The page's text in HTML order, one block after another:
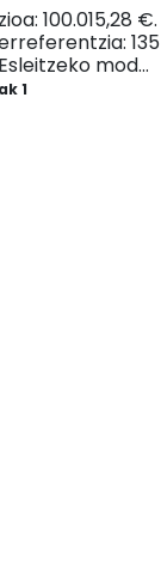
100.015,28 €.
135
mod...
1